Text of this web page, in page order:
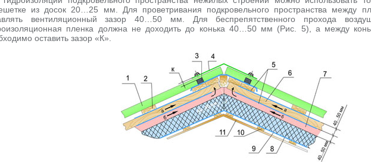
из досок 20…25 мм. Для проветривания подкровельного пространства между
вентиляционный зазор 40…50 мм. Для беспрепятственного прохода
пленка должна не доходить до конька 40…50 мм (Рис. 5), а между
оставить зазор «К».